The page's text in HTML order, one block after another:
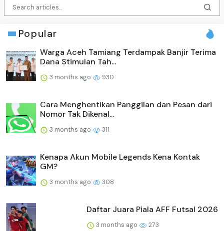
Popular
Warga Aceh Tamiang Terdampak Banjir Terima
Dana Stimulan Tah...
3 months ago 930
Cara Menghentikan Panggilan dan Pesan dari
Nomor Tak Dikenal...
3 months ago 311
Kenapa Akun Mobile Legends Kena Kontak
GM?
3 months ago 308
Daftar Juara Piala AFF Futsal 2026
3 months ago 273